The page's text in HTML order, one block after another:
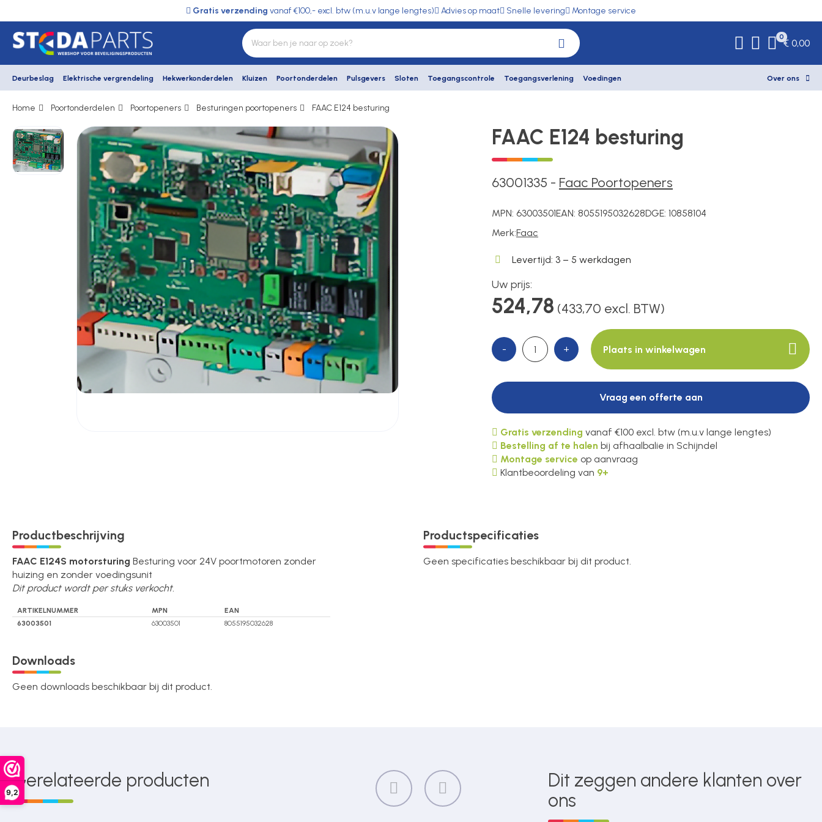
9,2
Gratis verzending vanaf €100,- excl. btw (m.u.v lange lengtes) Advies op maat Snelle levering Montage service
0
€ 0,00
Deurbeslag Elektrische vergrendeling Hekwerkonderdelen Kluizen Poortonderdelen Pulsgevers Sloten Toegangscontrole Toegangsverlening Voedingen Over ons
Deurbeslag
Elektrische vergrendeling
Hekwerkonderdelen
Poortonderdelen
Over ons
Contact
Home Poortonderdelen Poortopeners Besturingen poortopeners FAAC E124 besturing
FAAC E124 besturing
63001335 - Faac Poortopeners
MPN: 63003501EAN: 8055195032628DGE: 10858104
Merk:Faac
Levertijd: 3 – 5 werkdagen
Uw prijs:
524,78 (433,70 excl. BTW)
- + Plaats in winkelwagen
Vraag een offerte aan
Gratis verzending vanaf €100 excl. btw (m.u.v lange lengtes)
Bestelling af te halen bij afhaalbalie in Schijndel
Montage service op aanvraag
Klantbeoordeling van 9+
Productbeschrijving
FAAC E124S motorsturing Besturing voor 24V poortmotoren zonder
huizing en zonder voedingsunit
Dit product wordt per stuks verkocht.
ARTIKELNUMMER MPN
EAN
63003501
63003501 8055195032628
Productspecificaties
Geen specificaties beschikbaar bij dit product.
Downloads
Geen downloads beschikbaar bij dit product.
Gerelateerde producten
Dit zeggen andere klanten over
ons